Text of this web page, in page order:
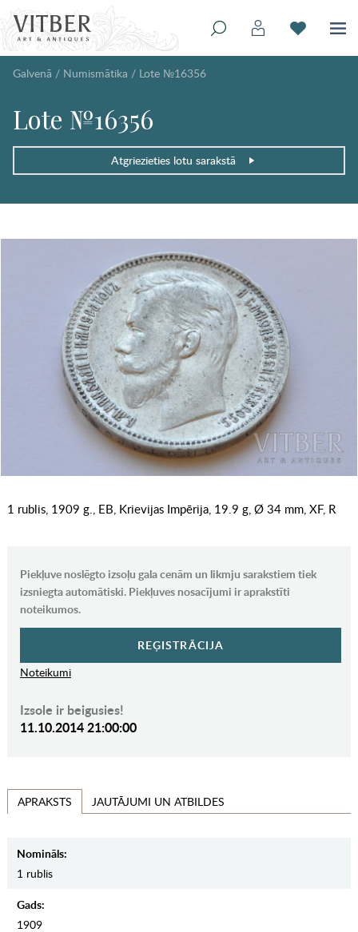
Galvenā / Numismātika / Lote №16356
Lote №16356
Atgriezieties lotu sarakstā
1 rublis, 1909 g., EB, Krievijas Impērija, 19.9 g, Ø 34 mm, XF, R
Piekļuve noslēgto izsoļu gala cenām un likmju sarakstiem tiek
izsniegta automātiski. Piekļuves nosacījumi ir aprakstīti
noteikumos.
REĢISTRĀCIJA
Noteikumi
Izsole ir beigusies!
11.10.2014 21:00:00
APRAKSTS JAUTĀJUMI UN ATBILDES
Nomināls:
1 rublis
Gads:
1909